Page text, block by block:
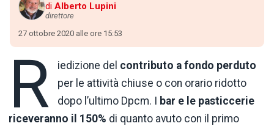
di Alberto Lupini
direttore
27 ottobre 2020 alle ore 15:53
R iedizione del contributo a fondo perduto
per le attività chiuse o con orario ridotto
dopo l’ultimo Dpcm. I
bar e le pasticcerie
riceveranno il 150% di quanto avuto con il primo